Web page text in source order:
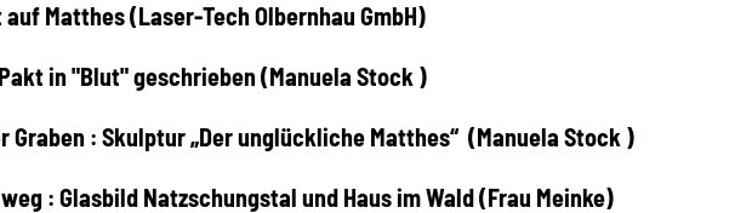
Matthes (Laser-Tech Olbernhau GmbH)
in "Blut" geschrieben (Manuela Stock )
Graben : Skulptur „Der unglückliche Matthes“ (Manuela Stock )
: Glasbild Natzschungstal und Haus im Wald (Frau Meinke)